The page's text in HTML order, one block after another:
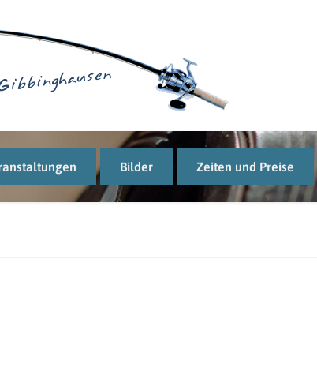
Bilder Zeiten und Preise